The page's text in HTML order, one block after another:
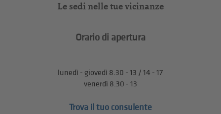
Le sedi nelle tue vicinanze
Orario di apertura
lunedì - giovedì 8.30 - 13 / 14 - 17
venerdì 8.30 - 13
Trova il tuo consulente